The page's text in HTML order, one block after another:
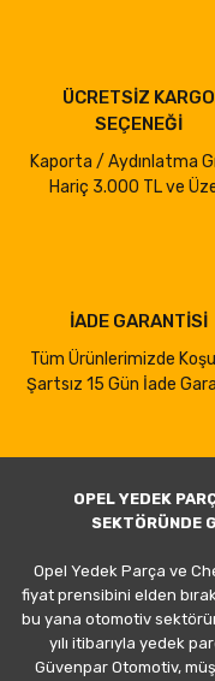
ÜCRETSİZ KARGO
SEÇENEĞİ
Kaporta / Aydınlatma
Hariç 3.000 TL ve
İADE GARANTİSİ
Tüm Ürünlerimizde
Şartsız 15 Gün İade
OPEL YEDEK
SEKTÖRÜNDE
Opel Yedek Parça ve
fiyat prensibini elden
bu yana otomotiv
yılı itibarıyla yedek
Güvenpar Otomotiv,